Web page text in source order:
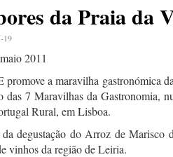
da Praia da
19
2011
promove a maravilha gastronómica
das 7 Maravilhas da Gastronomia,
Rural, em Lisboa.
degustação do Arroz de Marisco
vinhos da região de Leiria.